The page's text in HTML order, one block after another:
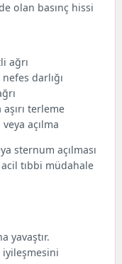
olan basınç hissi
ağrı
darlığı
terleme
veya açılma
sternum açılması
tıbbi müdahale
yavaştır.
iyileşmesini